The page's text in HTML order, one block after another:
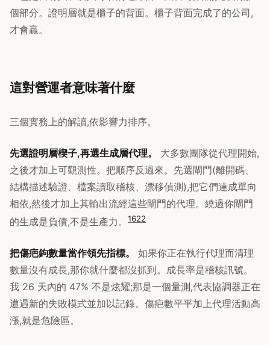
個部分。證明層就是櫃子的背面。櫃子背面完成了的公司,
才會贏。
這對營運者意味著什麼
三個實務上的解讀,依影響力排序。
先選證明層楔子,再選生成層代理。
大多數團隊從代理開始,
之後才加上可觀測性。把順序反過來。先選閘門(離開碼、
結構描述驗證、檔案讀取稽核、漂移偵測),把它們連成單向
相依,然後才加上其輸出流經這些閘門的代理。繞過你閘門
的生成是負債,不是生產力。
1622
把傷疤鉤數量當作領先指標。
如果你正在執行代理而清理
數量沒有成長,那你就什麼都沒抓到。成長率是稽核訊號。
我 26 天內的 47% 不是炫耀;那是一個量測,代表協調器正在
遭遇新的失敗模式並加以記錄。傷疤數平平加上代理活動高
漲,就是危險區。